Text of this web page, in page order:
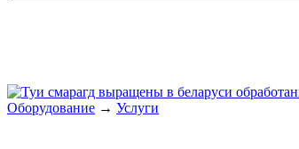
Оборудование → Услуги